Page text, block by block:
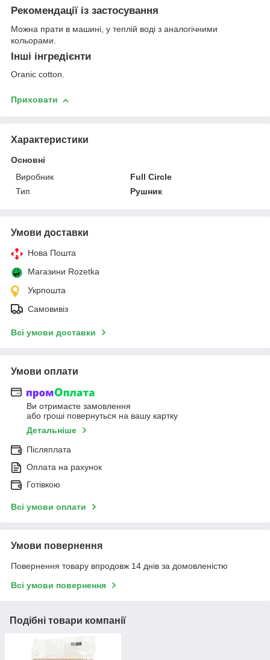
Рекомендації із застосування
Можна прати в машині, у теплій воді з аналогічними
кольорами.
Інші інгредієнти
Oranic cotton.
Приховати
Характеристики
Основні
Виробник
Full Circle
Тип
Рушник
Умови доставки
Нова Пошта
Магазини Rozetka
Укрпошта
Самовивіз
Всі умови доставки
Умови оплати
Ви отримаєте замовлення
або гроші повернуться на вашу картку
Детальніше
Післяплата
Оплата на рахунок
Готівкою
Всі умови оплати
Умови повернення
Повернення товару впродовж 14 днів за домовленістю
Всі умови повернення
Подібні товари компанії